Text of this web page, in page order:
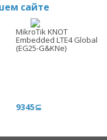
сайте
MikroTik KNOT
Embedded LTE4 Global
(EG25-G&KNe)
9345⊆